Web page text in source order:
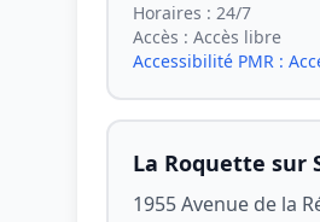
Horaires : 24/7
Accès : Accès libre
Accessibilité PMR :
La Roquette sur
1955 Avenue de la